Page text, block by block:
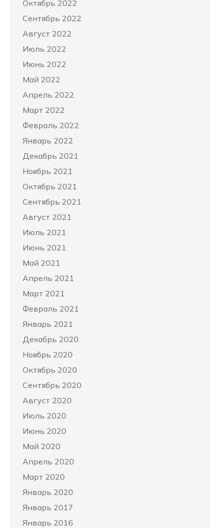
Октябрь 2022
Сентябрь 2022
Август 2022
Июль 2022
Июнь 2022
Май 2022
Апрель 2022
Март 2022
Февраль 2022
Январь 2022
Декабрь 2021
Ноябрь 2021
Октябрь 2021
Сентябрь 2021
Август 2021
Июль 2021
Июнь 2021
Май 2021
Апрель 2021
Март 2021
Февраль 2021
Январь 2021
Декабрь 2020
Ноябрь 2020
Октябрь 2020
Сентябрь 2020
Август 2020
Июль 2020
Июнь 2020
Май 2020
Апрель 2020
Март 2020
Январь 2020
Январь 2017
Январь 2016